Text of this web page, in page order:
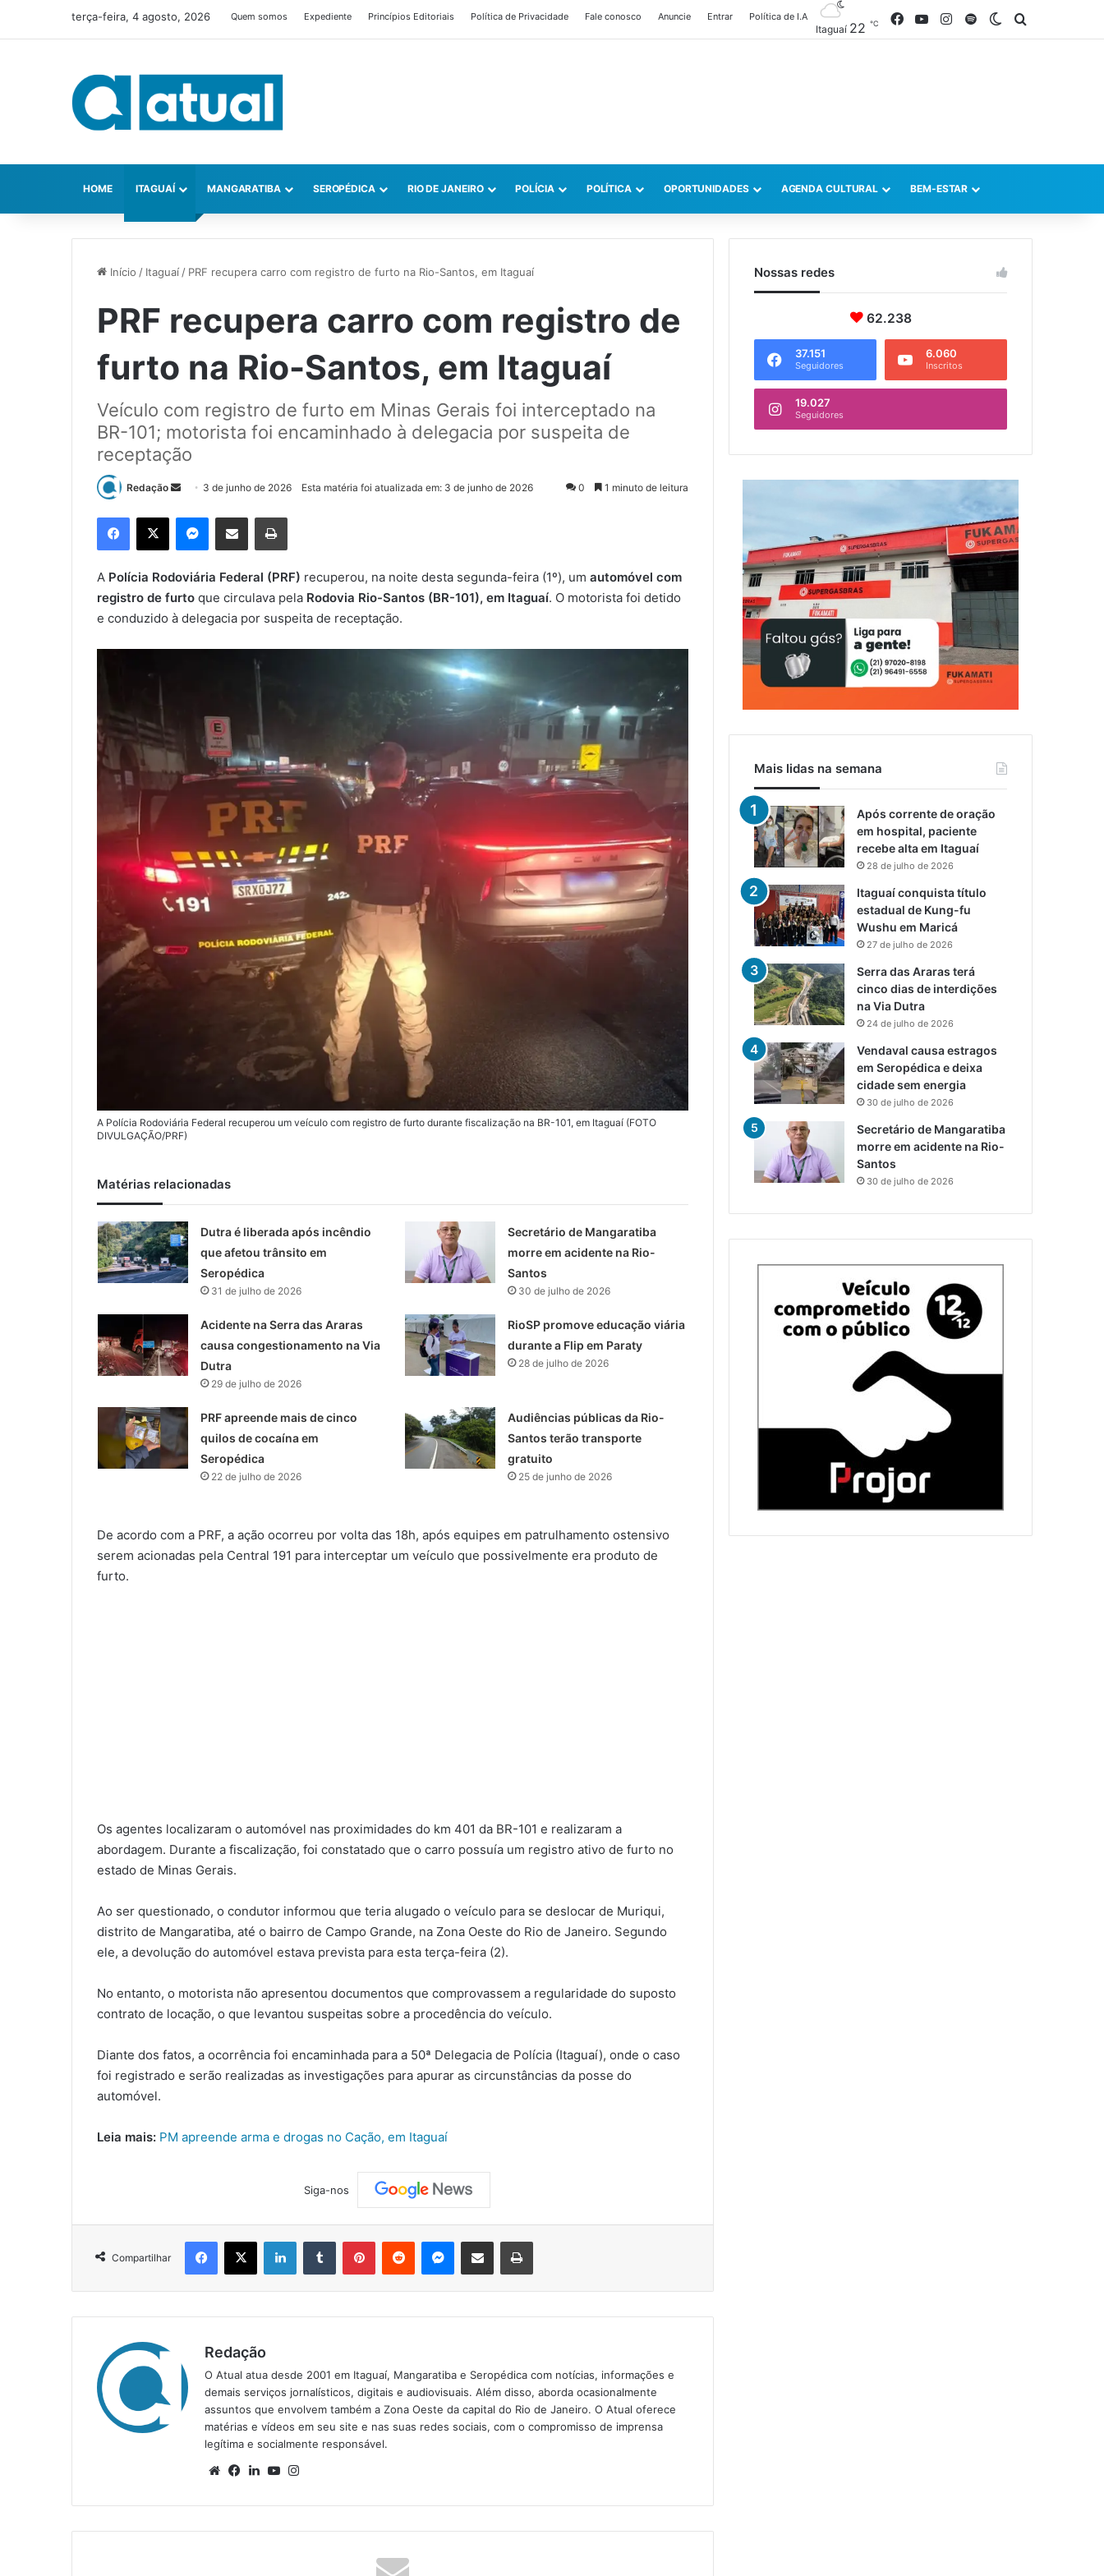
terça-feira, 4 agosto, 2026 Quem somos Expediente Princípios Editoriais Política de Privacidade Fale conosco Anuncie Entrar Política de I.A
Itaguaí 22 ℃ FacebookYouTubeInstagram
SpotifySwitch skin
HOME ITAGUAÍ MANGARATIBA SEROPÉDICA RIO DE JANEIRO POLÍCIA POLÍTICA OPORTUNIDADES AGENDA CULTURAL BEM-ESTAR
Início / Itaguaí/ PRF recupera carro com registro de furto na Rio-Santos, em Itaguaí
PRF recupera carro com registro de
furto na Rio-Santos, em Itaguaí
Veículo com registro de furto em Minas Gerais foi interceptado na
BR-101; motorista foi encaminhado à delegacia por suspeita de
receptação
Redação
m
e
3 de junho de 2026 Esta matéria foi atualizada em: 3 de junho de 2026 0 1 minuto de leitura
A Polícia Rodoviária Federal (PRF) recuperou, na noite desta segunda-feira (1º), um automóvel com
registro de furto que circulava pela Rodovia Rio-Santos (BR-101), em Itaguaí. O motorista foi detido
e conduzido à delegacia por suspeita de receptação.
A Polícia Rodoviária Federal recuperou um veículo com registro de furto durante fiscalização na BR-101, em Itaguaí (FOTO
DIVULGAÇÃO/PRF)
Matérias relacionadas
Dutra é liberada após incêndio
que afetou trânsito em
Seropédica
31 de julho de 2026
Secretário de Mangaratiba
morre em acidente na Rio-
Santos
30 de julho de 2026
Acidente na Serra das Araras
causa congestionamento na Via
Dutra
29 de julho de 2026
RioSP promove educação viária
durante a Flip em Paraty
28 de julho de 2026
PRF apreende mais de cinco
quilos de cocaína em
Seropédica
22 de julho de 2026
Audiências públicas da Rio-
Santos terão transporte
gratuito
25 de junho de 2026
De acordo com a PRF, a ação ocorreu por volta das 18h, após equipes em patrulhamento ostensivo
serem acionadas pela Central 191 para interceptar um veículo que possivelmente era produto de
furto.
Os agentes localizaram o automóvel nas proximidades do km 401 da BR-101 e realizaram a
abordagem. Durante a fiscalização, foi constatado que o carro possuía um registro ativo de furto no
estado de Minas Gerais.
Ao ser questionado, o condutor informou que teria alugado o veículo para se deslocar de Muriqui,
distrito de Mangaratiba, até o bairro de Campo Grande, na Zona Oeste do Rio de Janeiro. Segundo
ele, a devolução do automóvel estava prevista para esta terça-feira (2).
No entanto, o motorista não apresentou documentos que comprovassem a regularidade do suposto
contrato de locação, o que levantou suspeitas sobre a procedência do veículo.
Diante dos fatos, a ocorrência foi encaminhada para a 50ª Delegacia de Polícia (Itaguaí), onde o caso
foi registrado e serão realizadas as investigações para apurar as circunstâncias da posse do
automóvel.
Leia mais: PM apreende arma e drogas no Cação, em Itaguaí
Siga-nos
Compartilhar
Redação
O Atual atua desde 2001 em Itaguaí, Mangaratiba e Seropédica com notícias, informações e
demais serviços jornalísticos, digitais e audiovisuais. Além disso, aborda ocasionalmente
assuntos que envolvem também a Zona Oeste da capital do Rio de Janeiro. O Atual oferece
matérias e vídeos em seu site e nas suas redes sociais, com o compromisso de imprensa
legítima e socialmente responsável.
We
te
Fa
bo
ok
Lin
din
Yo
ub
e
ra
m
Nossas redes
62.238
37.151
Seguidores
6.060
Inscritos
19.027
Seguidores
Mais lidas na semana
Após corrente de oração
em hospital, paciente
recebe alta em Itaguaí
28 de julho de 2026
Itaguaí conquista título
estadual de Kung-fu
Wushu em Maricá
27 de julho de 2026
Serra das Araras terá
cinco dias de interdições
na Via Dutra
24 de julho de 2026
Vendaval causa estragos
em Seropédica e deixa
cidade sem energia
30 de julho de 2026
Secretário de Mangaratiba
morre em acidente na Rio-
Santos
30 de julho de 2026